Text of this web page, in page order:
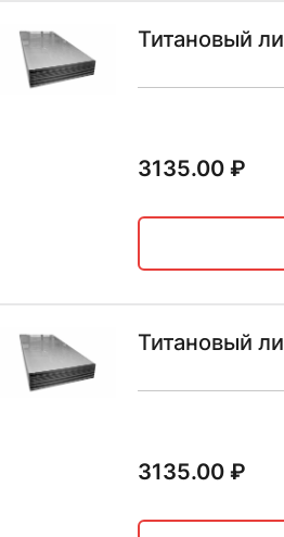
Титановый
3135.00₽
Титановый
3135.00₽